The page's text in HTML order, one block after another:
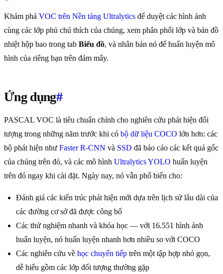
Khám phá VOC trên Nền tảng Ultralytics để duyệt các hình ảnh
cùng các lớp phủ chú thích của chúng, xem phân phối lớp và bản đồ
nhiệt hộp bao trong tab Biểu đồ, và nhân bản nó để huấn luyện mô
hình của riêng bạn trên đám mây.
Ứng dụng#
PASCAL VOC là tiêu chuẩn chính cho nghiên cứu phát hiện đối
tượng trong những năm trước khi có bộ dữ liệu COCO lớn hơn: các
bộ phát hiện như Faster R-CNN và SSD đã báo cáo các kết quả gốc
của chúng trên đó, và các mô hình Ultralytics YOLO huấn luyện
trên đó ngay khi cài đặt. Ngày nay, nó vẫn phổ biến cho:
Đánh giá các kiến trúc phát hiện mới dựa trên lịch sử lâu dài của
các đường cơ sở đã được công bố
Các thử nghiệm nhanh và khóa học — với 16.551 hình ảnh
huấn luyện, nó huấn luyện nhanh hơn nhiều so với COCO
Các nghiên cứu về học chuyển tiếp trên một tập hợp nhỏ gọn,
dễ hiểu gồm các lớp đối tượng thường gặp